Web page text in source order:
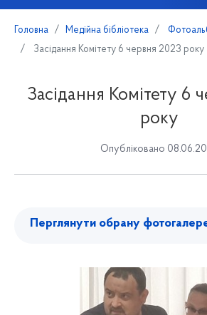
Головна Медійна бібліотека
Засідання Комітету 6 червня 2023 року
Засідання Комітету 6
року
Опубліковано
Перглянути обрану